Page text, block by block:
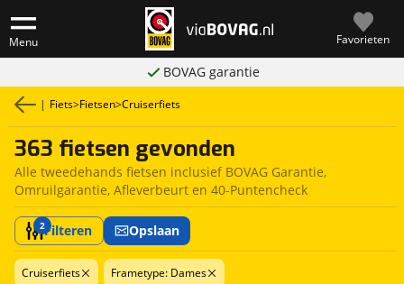
Menu Favorieten
BOVAG garantie
| Fiets>Fietsen>Cruiserfiets
363 fietsen gevonden
Alle tweedehands fietsen inclusief BOVAG Garantie,
Omruilgarantie, Afleverbeurt en 40-Puntencheck
2Filteren Opslaan
Cruiserfiets Frametype: Dames